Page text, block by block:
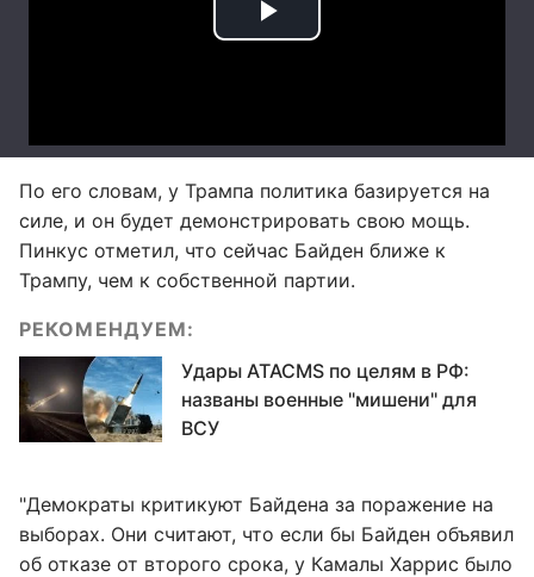
По его словам, у Трампа политика базируется на
силе, и он будет демонстрировать свою мощь.
Пинкус отметил, что сейчас Байден ближе к
Трампу, чем к собственной партии.
РЕКОМЕНДУЕМ:
Удары ATACMS по целям в РФ:
названы военные "мишени" для
ВСУ
"Демократы критикуют Байдена за поражение на
выборах. Они считают, что если бы Байден объявил
об отказе от второго срока, у Камалы Харрис было